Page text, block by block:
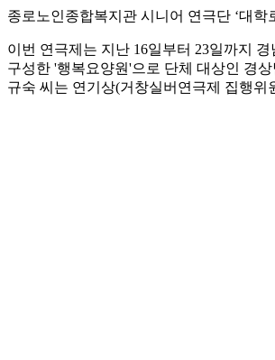
종로노인종합복지관 시니어 연극단 ‘대
이번 연극제는 지난 16일부터 23일까지
구성한 '행복요양원'으로 단체 대상인 경
규숙 씨는 연기상(거창실버연극제 집행위